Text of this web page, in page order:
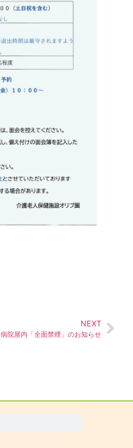
NEXT
病院屋内「全面禁煙」のお知らせ